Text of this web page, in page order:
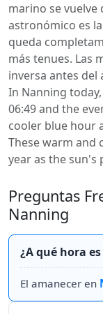
marino se vuelve
astronómico es
queda
más tenues. Las
inversa antes del
In Nanning
06:49 and the
cooler blue hour
These warm
year as the sun's
Preguntas
Nanning
¿A qué hora
El amanecer en